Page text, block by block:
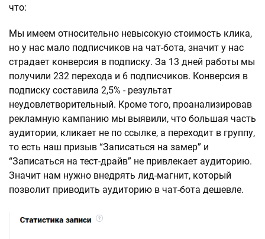
что:
Мы имеем относительно невысокую стоимость клика,
но у нас мало подписчиков на чат-бота, значит у нас
страдает конверсия в подписку. За 13 дней работы мы
получили 232 перехода и 6 подписчиков. Конверсия в
подписку составила 2,5% - результат
неудовлетворительный. Кроме того, проанализировав
рекламную кампанию мы выявили, что большая часть
аудитории, кликает не по ссылке, а переходит в группу,
то есть наш призыв “Записаться на замер” и
“Записаться на тест-драйв” не привлекает аудиторию.
Значит нам нужно внедрять лид-магнит, который
позволит приводить аудиторию в чат-бота дешевле.